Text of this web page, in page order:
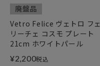
廃盤品
Vetro Felice ヴェトロ フェ
リーチェ コスモ プレート
21cm ホワイトパール
¥2,200税込